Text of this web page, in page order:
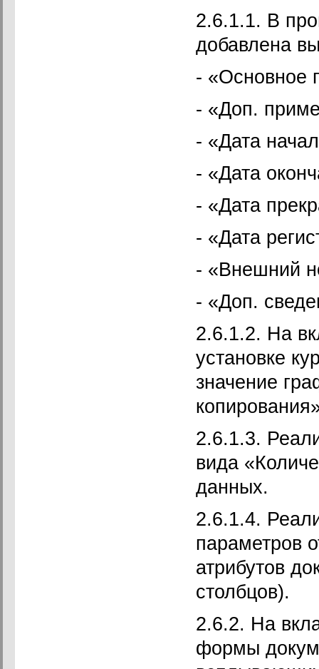
2.6.1.1. В
добавлена
- «Основное
- «Доп.
- «Дата
- «Дата
- «Дата
- «Дата
- «Внешний
- «Доп.
2.6.1.2. На
установке
значение
2.6.1.3.
вида
данных.
2.6.1.4.
параметров
атрибутов
столбцов).
2.6.2. На
формы